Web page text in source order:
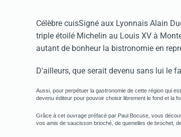
Célèbre cuisSigné aux Lyonnais Alain
triple étoilé Michelin au Louis XV à
autant de bonheur la bistronomie en
D'ailleurs, que serait devenu sans lui le
Aussi, pour perpétuer la gastronomie de cette région qui
devenu éditeur pour pouvoir choisir librement le fond et la
Grâce à cet ouvrage préfacé par Paul Bocuse, vous
vos amis de saucisson brioché, de quenelles de brochet,